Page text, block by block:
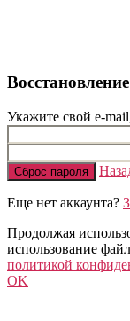
Укажите свой e-
Сброс пароля
Еще нет аккаунта?
Продолжая
использование
политикой
OK